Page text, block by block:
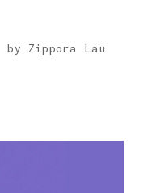
by Zippora Lau